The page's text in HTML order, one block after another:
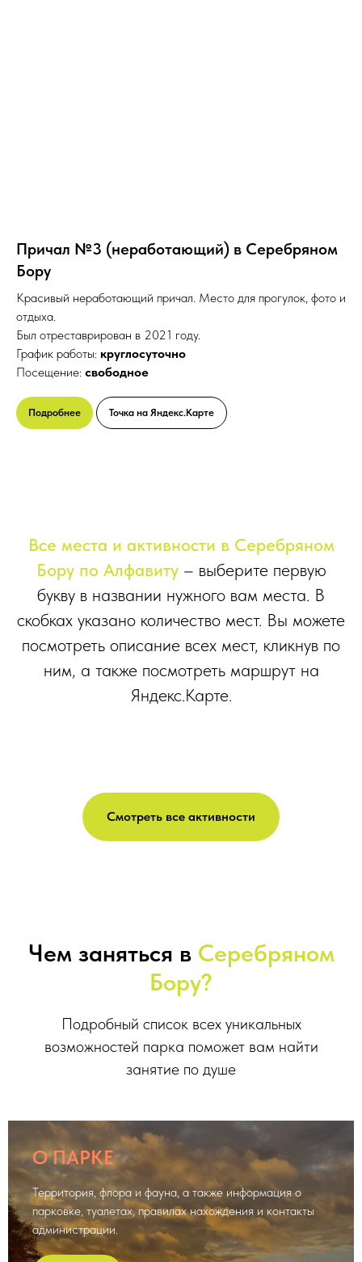
Причал №3 (неработающий) в Серебряном
Бору
Красивый неработающий причал. Место для прогулок, фото и
отдыха.
Был отреставрирован в 2021 году.
График работы: круглосуточно
Посещение: свободное
Подробнее Точка на Яндекс.Карте
Все места и активности в Серебряном
Бору по Алфавиту – выберите первую
букву в названии нужного вам места. В
скобках указано количество мест. Вы можете
посмотреть описание всех мест, кликнув по
ним, а также посмотреть маршрут на
Яндекс.Карте.
Смотреть все активности
Чем заняться в Серебряном
Бору?
Подробный список всех уникальных
возможностей парка поможет вам найти
занятие по душе
О ПАРКЕ
Территория, флора и фауна, а также информация о
парковке, туалетах, правилах нахождения и контакты
администрации.